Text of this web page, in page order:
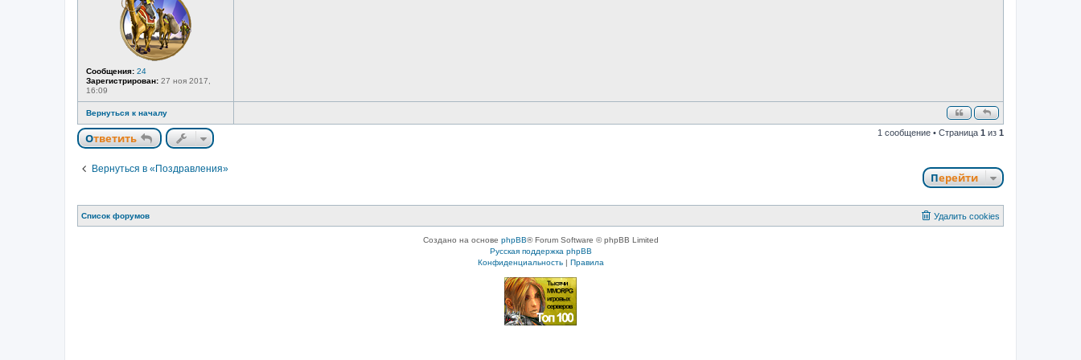
с
е
т
и
Сообщения: 24
Зарегистрирован: 27 ноя 2017,
16:09
Вернуться к началу
Ответить 1 сообщение • Страница 1 из 1
Вернуться в «Поздравления»
Перейти
Список форумов Удалить cookies
Создано на основе phpBB® Forum Software © phpBB Limited
Русская поддержка phpBB
Конфиденциальность| Правила